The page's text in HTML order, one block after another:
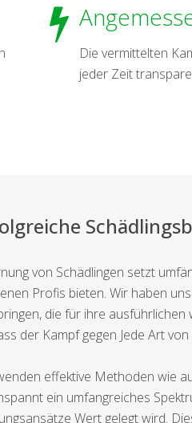
Die vermittelten
jeder Zeit
von Schädlingen setzt
Profis bieten. Wir haben
die für ihre
der Kampf gegen Jede Art
effektive Methoden wie
ein umfangreiches
Wert gelegt wird.